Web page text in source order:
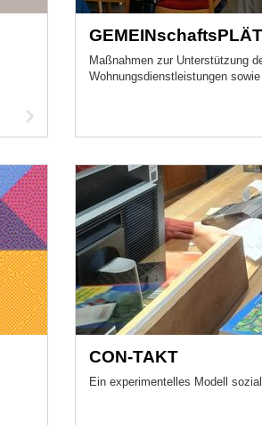
Maßnahmen zur Unterstützung
Wohnungsdienstleistungen
CON-TAKT
Ein experimentelles Modell